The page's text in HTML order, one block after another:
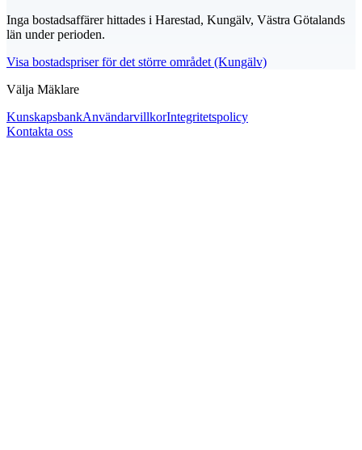
Inga bostadsaffärer hittades i Harestad, Kungälv, Västra Götalands
län under perioden.
Visa bostadspriser för det större området (Kungälv)
Välja Mäklare
KunskapsbankAnvändarvillkorIntegritetspolicy
Kontakta oss